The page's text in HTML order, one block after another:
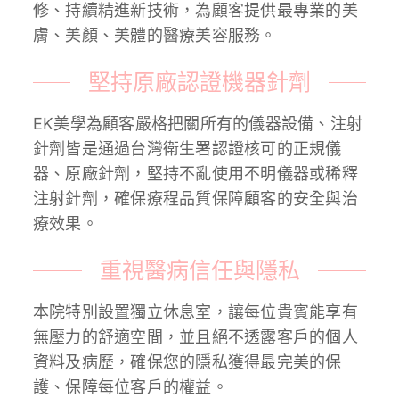
修、持續精進新技術，為顧客提供最專業的美
膚、美顏、美體的醫療美容服務。
堅持原廠認證機器針劑
EK美學為顧客嚴格把關所有的儀器設備、注射
針劑皆是通過台灣衛生署認證核可的正規儀
器、原廠針劑，堅持不亂使用不明儀器或稀釋
注射針劑，確保療程品質保障顧客的安全與治
療效果。
重視醫病信任與隱私
本院特別設置獨立休息室，讓每位貴賓能享有
無壓力的舒適空間，並且絕不透露客戶的個人
資料及病歷，確保您的隱私獲得最完美的保
護、保障每位客戶的權益。